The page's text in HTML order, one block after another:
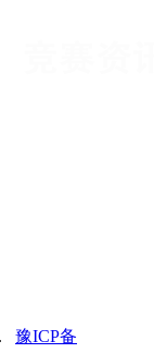
豫ICP备